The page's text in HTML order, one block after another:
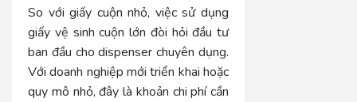
So với giấy cuộn nhỏ, việc sử dụng
giấy vệ sinh cuộn lớn đòi hỏi đầu tư
ban đầu cho dispenser chuyên dụng.
Với doanh nghiệp mới triển khai hoặc
quy mô nhỏ, đây là khoản chi phí cần